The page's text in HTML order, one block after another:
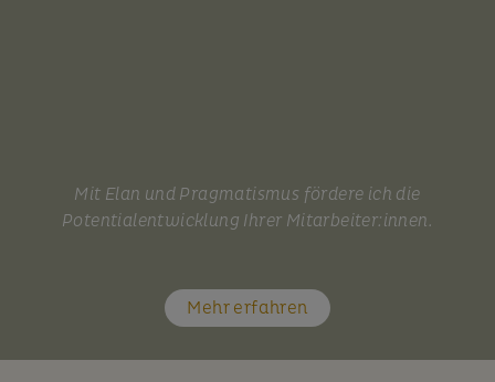
Mit Elan und Pragmatismus fördere ich die
Potentialentwicklung Ihrer Mitarbeiter:innen.
Mehr erfahren